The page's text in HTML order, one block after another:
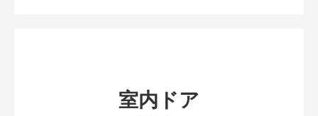
室内ドア